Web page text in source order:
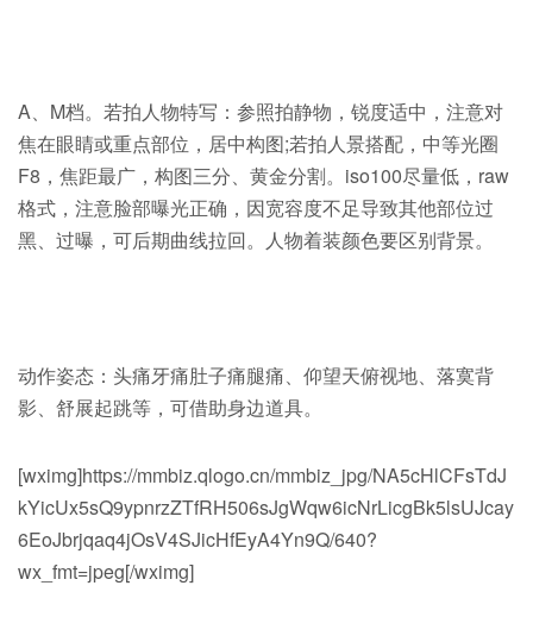
A、M档。若拍人物特写：参照拍静物，锐度适中，注意对
焦在眼睛或重点部位，居中构图;若拍人景搭配，中等光圈
F8，焦距最广，构图三分、黄金分割。iso100尽量低，raw
格式，注意脸部曝光正确，因宽容度不足导致其他部位过
黑、过曝，可后期曲线拉回。人物着装颜色要区别背景。
动作姿态：头痛牙痛肚子痛腿痛、仰望天俯视地、落寞背
影、舒展起跳等，可借助身边道具。
[wximg]https://mmbiz.qlogo.cn/mmbiz_jpg/NA5cHlCFsTdJ
kYicUx5sQ9ypnrzZTfRH506sJgWqw6icNrLicgBk5lsUJcay
6EoJbrjqaq4jOsV4SJicHfEyA4Yn9Q/640?
wx_fmt=jpeg[/wximg]